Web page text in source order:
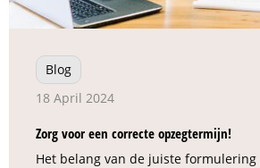
Blog
18 April 2024
Zorg voor een correcte opzegtermijn!
Het belang van de juiste formulering